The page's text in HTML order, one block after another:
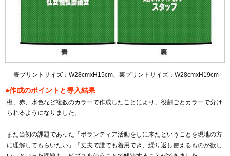
表プリントサイズ：W28cmxH15cm、裏プリントサイズ：W28cmxH19cm
●作成のポイントと導入結果
橙、赤、水色など複数のカラーで作成したことにより、役割ごとカラーで分け
られるようになりました。
また当初の課題であった「ボランティア活動をしに来たということを現地の方
に理解してもらいたい」「丈夫で誰でも着用でき、繰り返し使えるものが欲し